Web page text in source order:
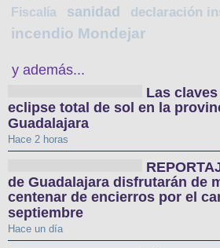
Fiscalía sanidad declaración
incendio Mondejar
y además...
Las claves
eclipse total de sol en la
Guadalajara
Hace 2 horas
de Guadalajara disfrutarán de
centenar de encierros por el
septiembre
Hace un día